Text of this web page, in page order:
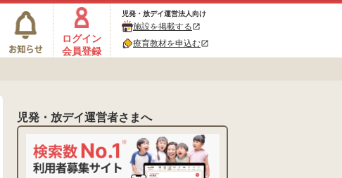
ログイン
会員登録
児発・放デイ運営法人向け
施設を掲載するopen_in_new
療育教材を申込むopen_in_new
児発・放デイ運営者さまへ